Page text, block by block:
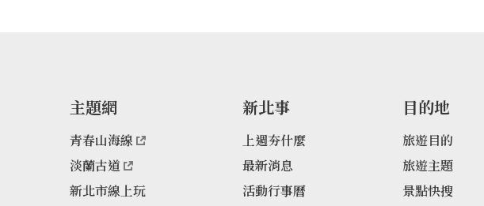
主題網
青春山海線
淡蘭古道
新北市線上玩
新北事
上週夯什麼
最新消息
活動行事曆
目的地
旅遊目的
旅遊主題
景點快搜